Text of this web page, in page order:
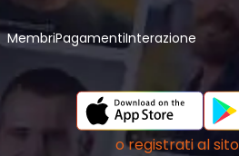
MembriPagamentiInterazione
o registrati al